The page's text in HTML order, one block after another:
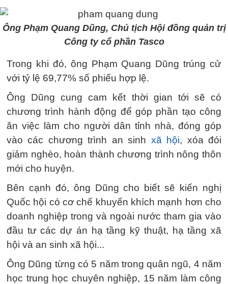
Ông Phạm Quang Dũng, Chủ tịch Hội đồng quản trị
Công ty cổ phần Tasco
Trong khi đó, ông Phạm Quang Dũng trúng cử
với tỷ lệ 69,77% số phiếu hợp lệ.
Ông Dũng cung cam kết thời gian tới sẽ có
chương trình hành động để góp phần tạo công
ăn việc làm cho người dân tỉnh nhà, đóng góp
vào các chương trình an sinh xã hội, xóa đói
giảm nghèo, hoàn thành chương trình nông thôn
mới cho huyện.
Bên cạnh đó, ông Dũng cho biết sẽ kiến nghị
Quốc hội có cơ chế khuyến khích mạnh hơn cho
doanh nghiệp trong và ngoài nước tham gia vào
đầu tư các dự án hạ tầng kỹ thuật, hạ tầng xã
hội và an sinh xã hội...
Ông Dũng từng có 5 năm trong quân ngũ, 4 năm
học trung học chuyên nghiệp, 15 năm làm công